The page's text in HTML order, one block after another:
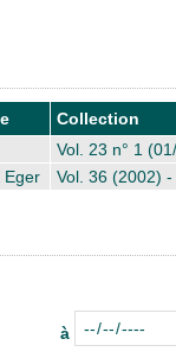
Collection
Vol. 23 n° 1
Eger Vol. 36 (2002)
à